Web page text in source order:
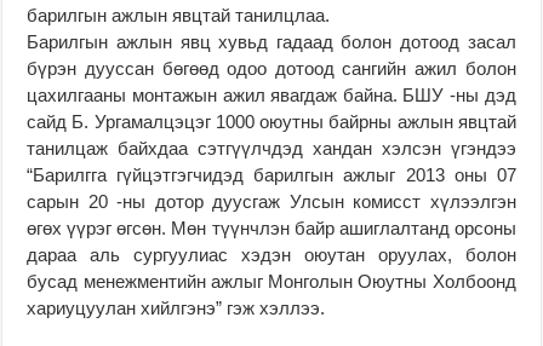
барилгын ажлын явцтай танилцлаа.
Барилгын ажлын явц хувьд гадаад болон дотоод засал
бүрэн дууссан бөгөөд одоо дотоод сангийн ажил болон
цахилгааны монтажын ажил явагдаж байна. БШУ -ны дэд
сайд Б. Ургамалцэцэг 1000 оюутны байрны ажлын явцтай
танилцаж байхдаа сэтгүүлчдэд хандан хэлсэн үгэндээ
“Барилгга гүйцэтгэгчидэд барилгын ажлыг 2013 оны 07
сарын 20 -ны дотор дуусгаж Улсын комисст хүлээлгэн
өгөх үүрэг өгсөн. Мөн түүнчлэн байр ашиглалтанд орсоны
дараа аль сургуулиас хэдэн оюутан оруулах, болон
бусад менежментийн ажлыг Монголын Оюутны Холбоонд
хариуцуулан хийлгэнэ” гэж хэллээ.